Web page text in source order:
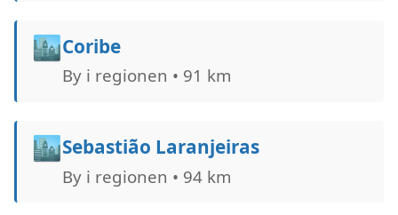
🏙️Coribe
By i regionen • 91 km
🏙️Sebastião Laranjeiras
By i regionen • 94 km